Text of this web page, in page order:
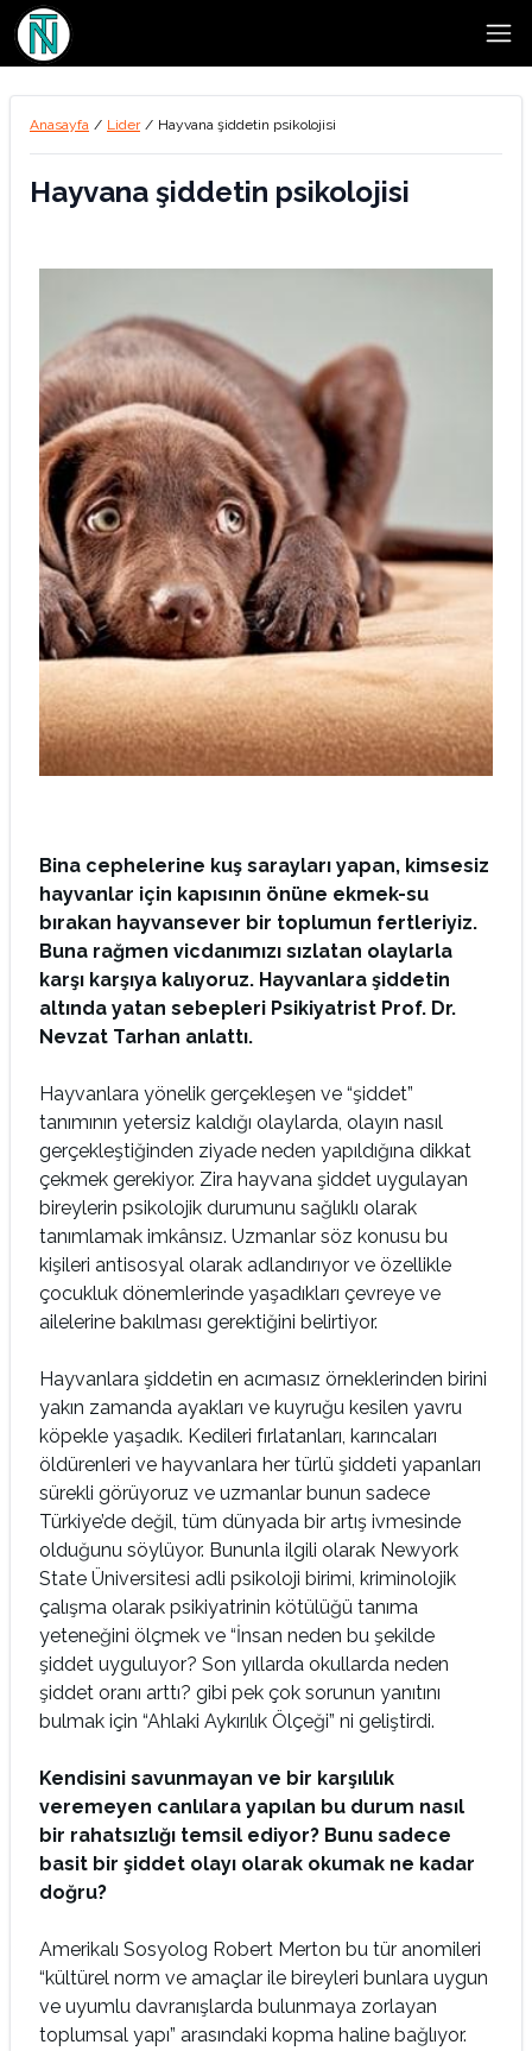
Anasayfa / Lider / Hayvana şiddetin psikolojisi
Hayvana şiddetin psikolojisi
Bina cephelerine kuş sarayları yapan, kimsesiz
hayvanlar için kapısının önüne ekmek-su
bırakan hayvansever bir toplumun fertleriyiz.
Buna rağmen vicdanımızı sızlatan olaylarla
karşı karşıya kalıyoruz. Hayvanlara şiddetin
altında yatan sebepleri Psikiyatrist Prof. Dr.
Nevzat Tarhan anlattı.
Hayvanlara yönelik gerçekleşen ve “şiddet”
tanımının yetersiz kaldığı olaylarda, olayın nasıl
gerçekleştiğinden ziyade neden yapıldığına dikkat
çekmek gerekiyor. Zira hayvana şiddet uygulayan
bireylerin psikolojik durumunu sağlıklı olarak
tanımlamak imkânsız. Uzmanlar söz konusu bu
kişileri antisosyal olarak adlandırıyor ve özellikle
çocukluk dönemlerinde yaşadıkları çevreye ve
ailelerine bakılması gerektiğini belirtiyor.
Hayvanlara şiddetin en acımasız örneklerinden birini
yakın zamanda ayakları ve kuyruğu kesilen yavru
köpekle yaşadık. Kedileri fırlatanları, karıncaları
öldürenleri ve hayvanlara her türlü şiddeti yapanları
sürekli görüyoruz ve uzmanlar bunun sadece
Türkiye’de değil, tüm dünyada bir artış ivmesinde
olduğunu söylüyor. Bununla ilgili olarak Newyork
State Üniversitesi adli psikoloji birimi, kriminolojik
çalışma olarak psikiyatrinin kötülüğü tanıma
yeteneğini ölçmek ve “İnsan neden bu şekilde
şiddet uyguluyor? Son yıllarda okullarda neden
şiddet oranı arttı? gibi pek çok sorunun yanıtını
bulmak için “Ahlaki Aykırılık Ölçeği” ni geliştirdi.
Kendisini savunmayan ve bir karşılılık
veremeyen canlılara yapılan bu durum nasıl
bir rahatsızlığı temsil ediyor? Bunu sadece
basit bir şiddet olayı olarak okumak ne kadar
doğru?
Amerikalı Sosyolog Robert Merton bu tür anomileri
“kültürel norm ve amaçlar ile bireyleri bunlara uygun
ve uyumlu davranışlarda bulunmaya zorlayan
toplumsal yapı” arasındaki kopma haline bağlıyor.